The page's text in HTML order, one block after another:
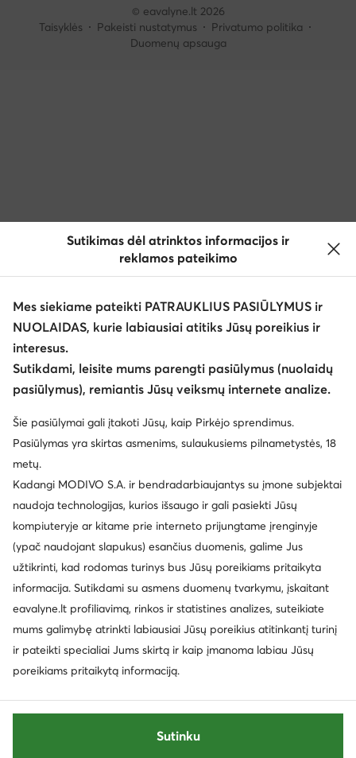
© eavalyne.lt 2026
Taisyklės
Pakeisti nustatymus
Privatumo politika
Duomenų apsauga
Sutikimas dėl atrinktos informacijos ir
reklamos pateikimo
Mes siekiame pateikti PATRAUKLIUS PASIŪLYMUS ir
NUOLAIDAS, kurie labiausiai atitiks Jūsų poreikius ir
interesus.
Sutikdami, leisite mums parengti pasiūlymus (nuolaidų
pasiūlymus), remiantis Jūsų veiksmų internete analize.
Šie pasiūlymai gali įtakoti Jūsų, kaip Pirkėjo sprendimus.
Pasiūlymas yra skirtas asmenims, sulaukusiems pilnametystės, 18
metų.
Kadangi MODIVO S.A. ir bendradarbiaujantys su įmone subjektai
naudoja technologijas, kurios išsaugo ir gali pasiekti Jūsų
kompiuteryje ar kitame prie interneto prijungtame įrenginyje
(ypač naudojant slapukus) esančius duomenis, galime Jus
užtikrinti, kad rodomas turinys bus Jūsų poreikiams pritaikyta
informacija. Sutikdami su asmens duomenų tvarkymu, įskaitant
eavalyne.lt profiliavimą, rinkos ir statistines analizes, suteikiate
mums galimybę atrinkti labiausiai Jūsų poreikius atitinkantį turinį
ir pateikti specialiai Jums skirtą ir kaip įmanoma labiau Jūsų
poreikiams pritaikytą informaciją.
Sutinku